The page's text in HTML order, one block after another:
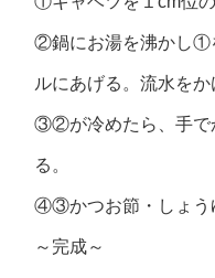
②鍋にお湯を沸かし①
ルにあげる。流水をか
③②が冷めたら、手で
る。
④③かつお節・しょう
～完成～